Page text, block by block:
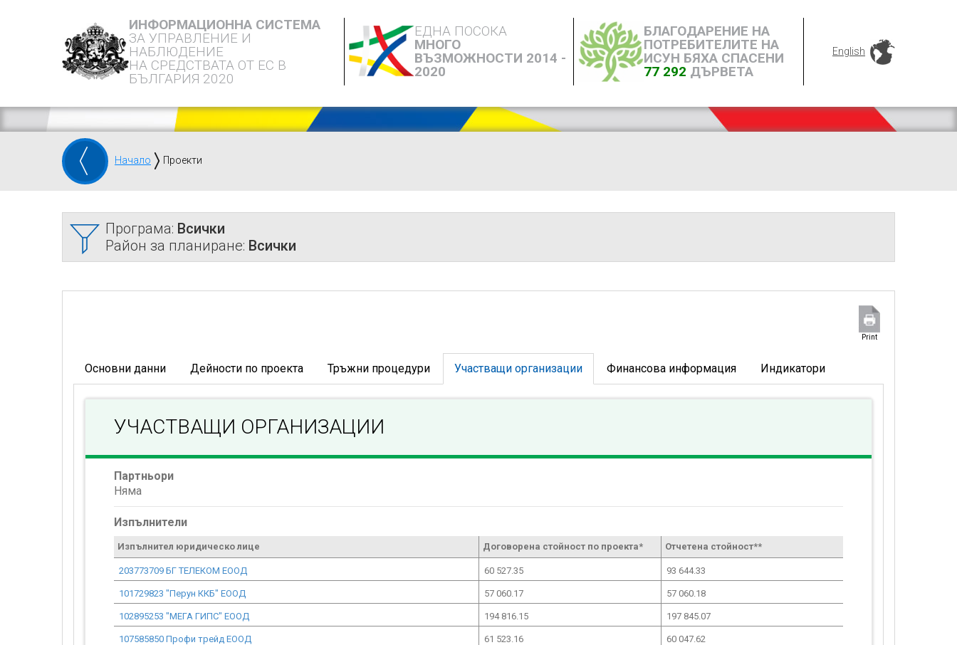
ИНФОРМАЦИОННА СИСТЕМА
ЗА УПРАВЛЕНИЕ И
НАБЛЮДЕНИЕ
НА СРЕДСТВАТА ОТ ЕС В
БЪЛГАРИЯ 2020
ЕДНА ПОСОКА
МНОГО
ВЪЗМОЖНОСТИ 2014 -
2020
БЛАГОДАРЕНИЕ НА
ПОТРЕБИТЕЛИТЕ НА
ИСУН БЯХА СПАСЕНИ
77 292 ДЪРВЕТА
English
Начало Проекти
Програма: Всички
Район за планиране: Всички
Print
Основни данни Дейности по проекта Тръжни процедури Участващи организации Финансова информация Индикатори
УЧАСТВАЩИ ОРГАНИЗАЦИИ
Партньори
Няма
Изпълнители
Изпълнител юридическо лице Договорена стойност по проекта* Отчетена стойност**
203773709 БГ ТЕЛЕКОМ ЕООД 60 527.35 93 644.33
101729823 "Перун ККБ" ЕООД 57 060.17 57 060.18
102895253 "МЕГА ГИПС" ЕООД 194 816.15 197 845.07
107585850 Профи трейд ЕООД 61 523.16 60 047.62